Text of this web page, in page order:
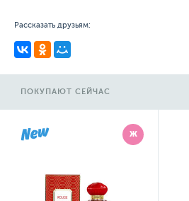
Рассказать друзьям:
ПОКУПАЮТ СЕЙЧАС
Ж